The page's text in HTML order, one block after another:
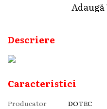
Descriere
Caracteristici
Producator DOTEC